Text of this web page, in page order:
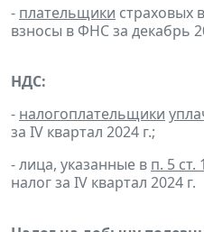
- плательщики страховых
взносы в ФНС за декабрь
НДС:
- налогоплательщики
за IV квартал 2024 г.;
- лица, указанные в п. 5 ст.
налог за IV квартал 2024 г.